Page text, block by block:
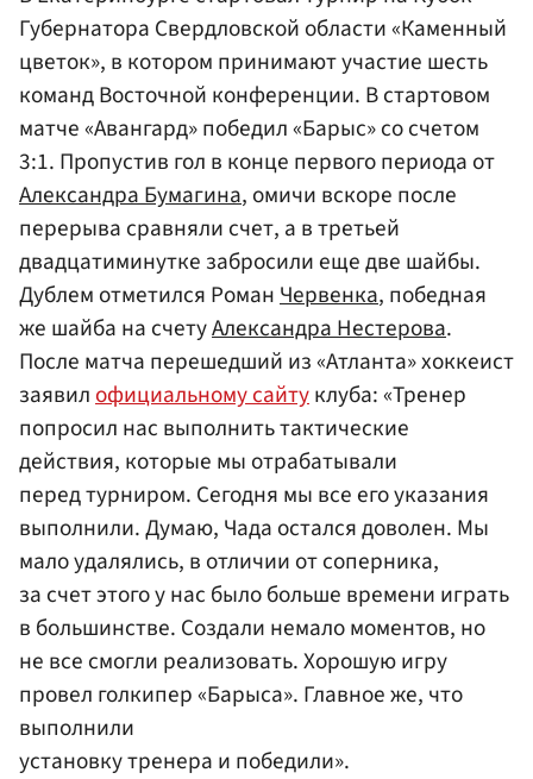
Губернатора Свердловской области «Каменный
цветок», в котором принимают участие шесть
команд Восточной конференции. В стартовом
матче «Авангард» победил «Барыс» со счетом
3:1. Пропустив гол в конце первого периода от
Александра Бумагина, омичи вскоре после
перерыва сравняли счет, а в третьей
двадцатиминутке забросили еще две шайбы.
Дублем отметился Роман Червенка, победная
же шайба на счетуАлександра Нестерова.
После матча перешедший из «Атланта» хоккеист
заявил официальному сайтуклуба: «Тренер
попросил нас выполнить тактические
действия, которые мы отрабатывали
перед турниром. Сегодня мы все его указания
выполнили. Думаю, Чада остался доволен. Мы
мало удалялись, в отличии от соперника,
за счет этого у нас было больше времени играть
в большинстве. Создали немало моментов, но
не все смогли реализовать. Хорошую игру
провел голкипер «Барыса». Главное же, что
выполнили
установку тренера и победили».